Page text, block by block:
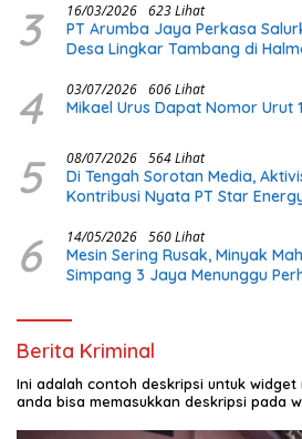
3 16/03/2026 623 Lihat
PT Arumba Jaya Perkasa
Desa Lingkar Tambang di
4 03/07/2026 606 Lihat
Mikael Urus Dapat Nomor Urut
5 08/07/2026 564 Lihat
Di Tengah Sorotan Media,
Kontribusi Nyata PT Star
6 14/05/2026 560 Lihat
Mesin Sering Rusak, Minyak
Simpang 3 Jaya Menunggu
Berita Kriminal
Ini adalah contoh deskripsi untuk
anda bisa memasukkan deskripsi pada